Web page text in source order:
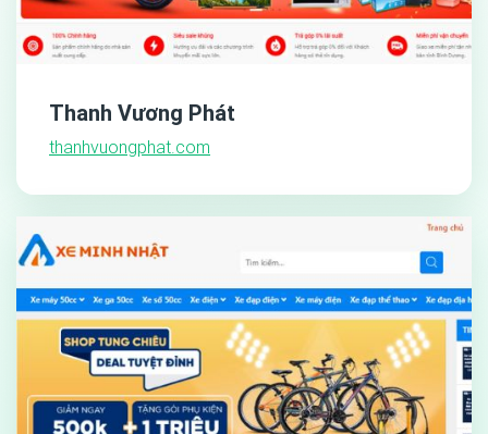
Thanh Vương Phát
thanhvuongphat.com